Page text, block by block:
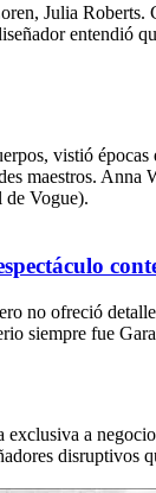
Julia Roberts.
entendió
vistió épocas
maestros.
de Vogue).
no ofreció
siempre fue
a
disruptivos